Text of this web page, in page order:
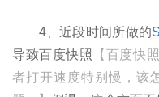
4、近段时间所做的
导致百度快照
【百度快
者打开速度特别慢，该